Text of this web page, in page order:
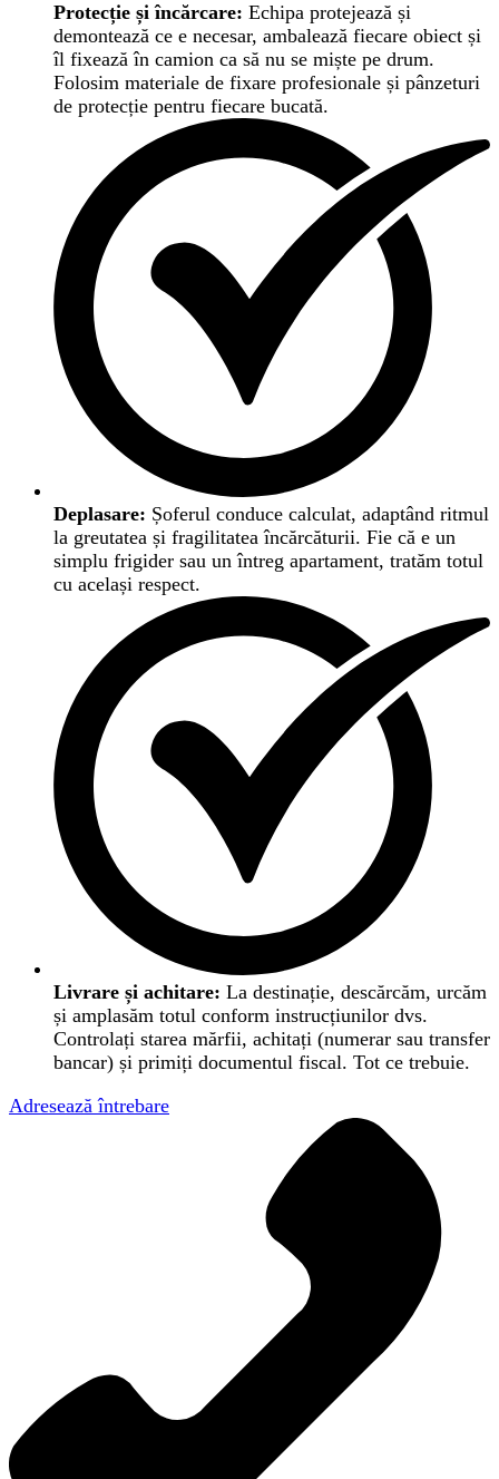
Protecție și încărcare: Echipa protejează și
demontează ce e necesar, ambalează fiecare obiect și
îl fixează în camion ca să nu se miște pe drum.
Folosim materiale de fixare profesionale și pânzeturi
de protecție pentru fiecare bucată.
Deplasare: Șoferul conduce calculat, adaptând ritmul
la greutatea și fragilitatea încărcăturii. Fie că e un
simplu frigider sau un întreg apartament, tratăm totul
cu același respect.
Livrare și achitare: La destinație, descărcăm, urcăm
și amplasăm totul conform instrucțiunilor dvs.
Controlați starea mărfii, achitați (numerar sau transfer
bancar) și primiți documentul fiscal. Tot ce trebuie.
Adresează întrebare